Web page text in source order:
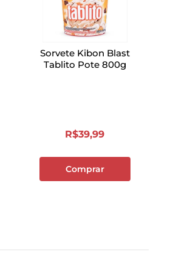
Sorvete Kibon Blast
Tablito Pote 800g
R$39,99
Comprar